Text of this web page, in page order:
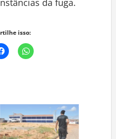
da fuga.
isso: